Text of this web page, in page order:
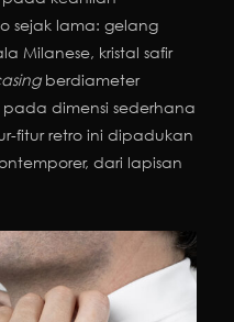
sejak lama: gelang
Milanese, kristal safir
berdiameter
dimensi sederhana
fitur retro ini dipadukan
dari lapisan